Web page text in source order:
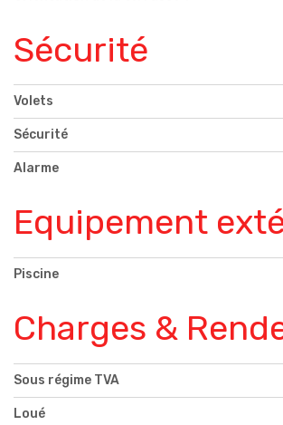
Sécurité
Volets
Sécurité
Alarme
Equipement
Piscine
Charges &
Sous régime TVA
Loué